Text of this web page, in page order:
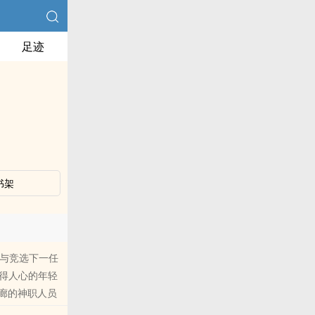
足迹
架
竞选下一任
人心的年轻
的神职人员
虞则穿越附